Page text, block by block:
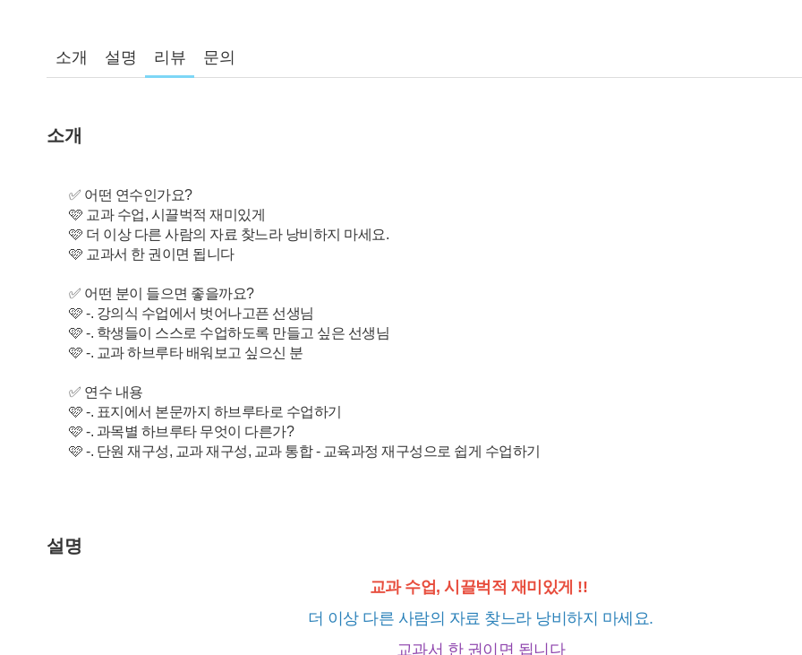
소개 설명 리뷰 문의
소개
✅ 어떤 연수인가요?
🩷 교과 수업, 시끌벅적 재미있게
🩷 더 이상 다른 사람의 자료 찾느라 낭비하지 마세요.
🩷 교과서 한 권이면 됩니다
✅ 어떤 분이 들으면 좋을까요?
🩷 -. 강의식 수업에서 벗어나고픈 선생님
🩷 -. 학생들이 스스로 수업하도록 만들고 싶은 선생님
🩷 -. 교과 하브루타 배워보고 싶으신 분
✅ 연수 내용
🩷 -. 표지에서 본문까지 하브루타로 수업하기
🩷 -. 과목별 하브루타 무엇이 다른가?
설명
교과 수업, 시끌벅적 재미있게 !!
더 이상 다른 사람의 자료 찾느라 낭비하지 마세요.
교과서 한 권이면 됩니다